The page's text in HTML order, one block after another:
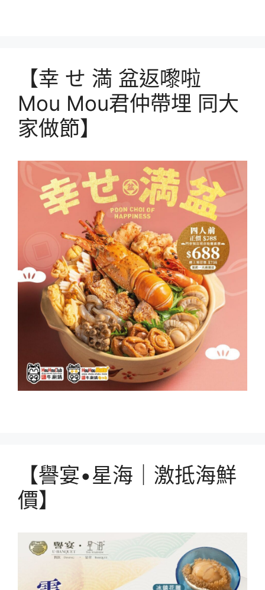
【幸 せ 満 盆返嚟啦
Mou Mou君仲帶埋 同大
家做節】
【譽宴•星海｜激抵海鮮
價】